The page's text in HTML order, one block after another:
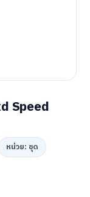
Speed
หน่วย: ชุด